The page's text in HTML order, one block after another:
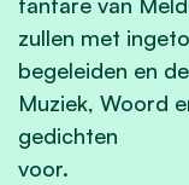
zullen met
begeleiden en
Muziek, Woord
gedichten
voor.